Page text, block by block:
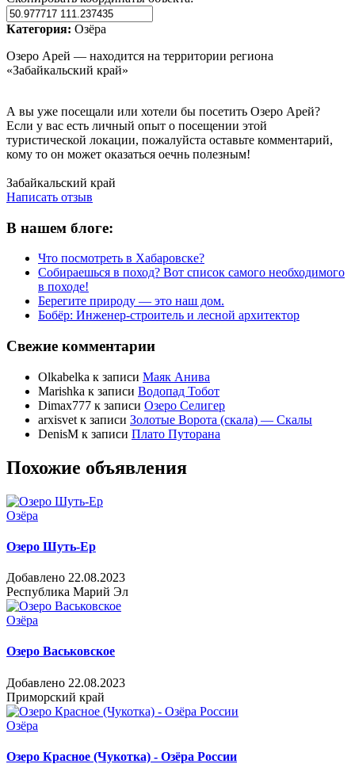
Категория: Озёра
Озеро Арей — находится на территории региона
«Забайкальский край»
А вы уже посещали или хотели бы посетить Озеро Арей?
Если у вас есть личный опыт о посещении этой
туристической локации, пожалуйста оставьте комментарий,
кому то он может оказаться оечнь полезным!
Забайкальский край
Написать отзыв
В нашем блоге:
Что посмотреть в Хабаровске?
Собираешься в поход? Вот список самого необходимого
в походе!
Берегите природу — это наш дом.
Бобёр: Инженер-строитель и лесной архитектор
Свежие комментарии
Olkabelka к записи Маяк Анива
Marishka к записи Водопад Тобот
Dimax777 к записи Озеро Селигер
arxisvet к записи Золотые Ворота (скала) — Скалы
DenisM к записи Плато Путорана
Похожие объявления
Озёра
Озеро Шуть-Ер
Добавлено 22.08.2023
Республика Марий Эл
Озёра
Озеро Васьковское
Добавлено 22.08.2023
Приморский край
Озёра
Озеро Красное (Чукотка) - Озёра России